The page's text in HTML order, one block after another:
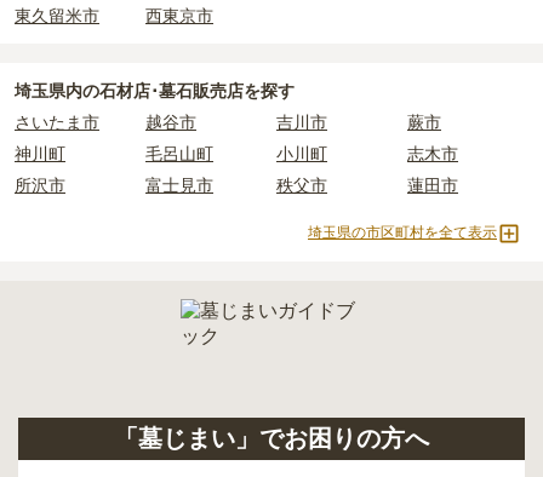
東久留米市
西東京市
埼玉県内の石材店･墓石販売店を探す
さいたま市
越谷市 吉川市
蕨市
神川町
毛呂山町 小川町
志木市
所沢市
富士見市 秩父市 蓮田市
埼玉県の市区町村を全て表示
「墓じまい」でお困りの方へ